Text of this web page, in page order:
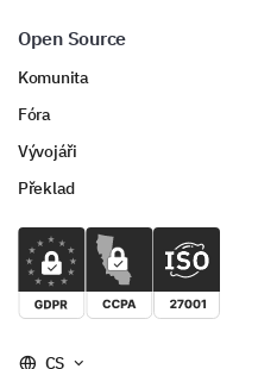
Open Source
Komunita
Fóra
Vývojáři
Překlad
CS